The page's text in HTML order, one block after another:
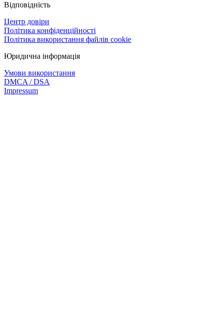
Відповідність
Центр довіри
Політика конфіденційності
Політика використання файлів cookie
Юридична інформація
Умови використання
DMCA / DSA
Impressum